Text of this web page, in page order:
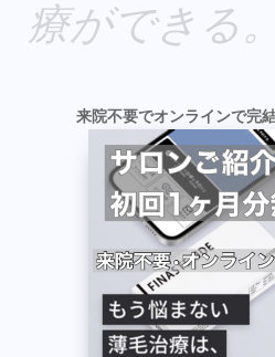
療ができる。
来院不要でオンラインで完